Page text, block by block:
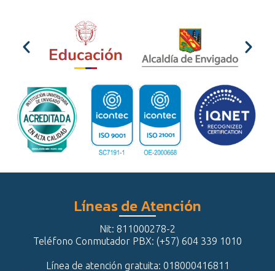
Líneas de Atención
Nit: 811000278-2
Teléfono Conmutador PBX: (+57) 604 339 1010
Línea de atención gratuita: 018000416811